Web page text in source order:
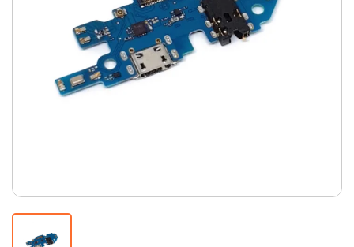
Thay pin
Pin iPhone Pin Samsumg
Pin Realme